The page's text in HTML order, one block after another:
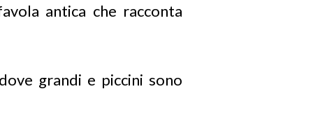
antica che racconta
grandi e piccini sono